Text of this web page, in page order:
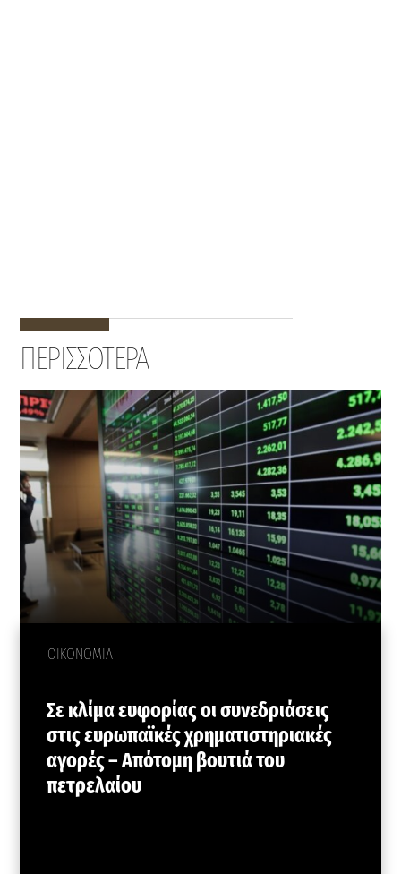
ΠΕΡΙΣΣΟΤΕΡΑ
ΟΙΚΟΝΟΜΙΑ
Σε κλίμα ευφορίας οι συνεδριάσεις
στις ευρωπαϊκές χρηματιστηριακές
αγορές – Απότομη βουτιά του
πετρελαίου